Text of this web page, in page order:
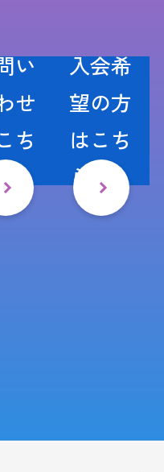
い
せ
ち
入会希
望の方
はこち
ら